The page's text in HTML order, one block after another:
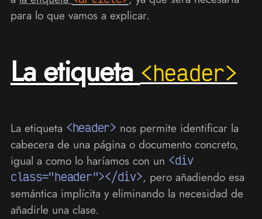
para lo que vamos a explicar.
La etiqueta<header>
La etiqueta <header> nos permite identificar la
cabecera de una página o documento concreto,
igual a como lo haríamos con un <div
class="header"></div>, pero añadiendo esa
semántica implícita y eliminando la necesidad de
añadirle una clase.